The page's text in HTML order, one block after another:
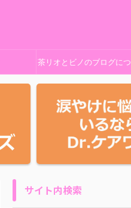
茶リオとビノのブログにつ
いて
サイト内検索